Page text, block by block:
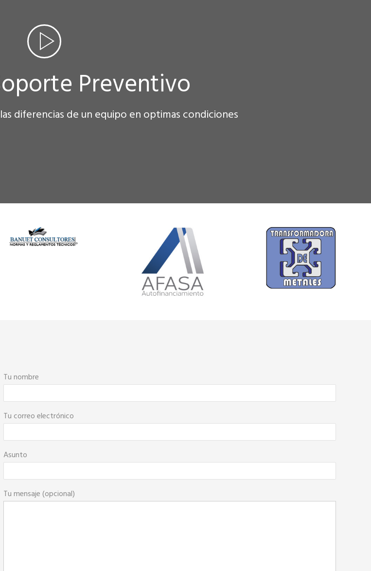
Preventivo
diferencias de un equipo en optimas condiciones
Tu nombre
Tu correo electrónico
Asunto
Tu mensaje (opcional)